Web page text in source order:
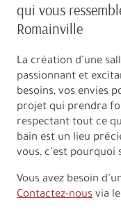
qui vous
Romainville
La création d’une
passionnant et
besoins, vos envies
projet qui prendra
respectant tout ce
bain est un lieu
vous, c’est pourquoi
Vous avez besoin
Contactez-nous via